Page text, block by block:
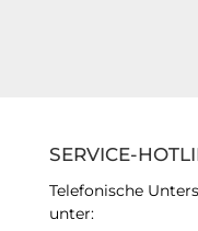
SERVICE-
Telefonische
unter: